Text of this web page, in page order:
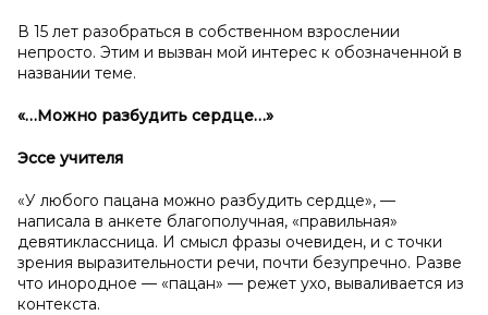
В 15 лет разобраться в собственном взрослении
непросто. Этим и вызван мой интерес к обозначенной в
названии теме.
«…Можно разбудить сердце…»
Эссе учителя
«У любого пацана можно разбудить сердце», —
написала в анкете благополучная, «правильная»
девятиклассница. И смысл фразы очевиден, и с точки
зрения выразительности речи, почти безупречно. Разве
что инородное — «пацан» — режет ухо, вываливается из
контекста.